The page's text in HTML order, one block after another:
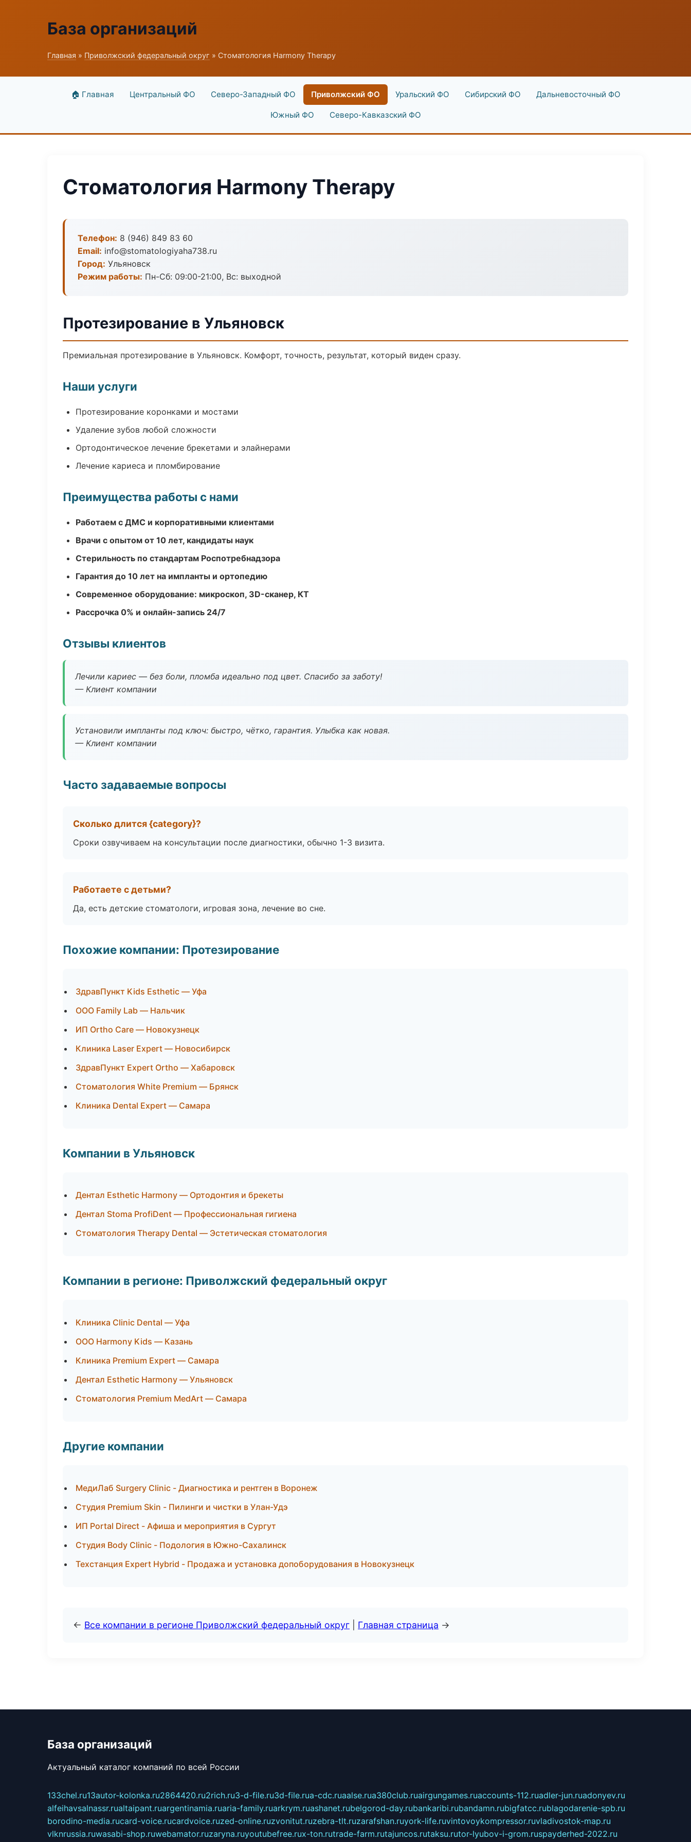
База организаций
Главная » Приволжский федеральный округ » Стоматология Harmony Therapy
🏠 Главная Центральный ФО Северо-Западный ФО Приволжский ФО Уральский ФО Сибирский ФО Дальневосточный ФО
Южный ФО Северо-Кавказский ФО
Стоматология Harmony Therapy
Телефон: 8 (946) 849 83 60
Email: info@stomatologiyaha738.ru
Город: Ульяновск
Режим работы: Пн-Сб: 09:00-21:00, Вс: выходной
Протезирование в Ульяновск
Премиальная протезирование в Ульяновск. Комфорт, точность, результат, который виден сразу.
Наши услуги
Протезирование коронками и мостами
Удаление зубов любой сложности
Ортодонтическое лечение брекетами и элайнерами
Лечение кариеса и пломбирование
Преимущества работы с нами
Работаем с ДМС и корпоративными клиентами
Врачи с опытом от 10 лет, кандидаты наук
Стерильность по стандартам Роспотребнадзора
Гарантия до 10 лет на импланты и ортопедию
Современное оборудование: микроскоп, 3D-сканер, КТ
Рассрочка 0% и онлайн-запись 24/7
Отзывы клиентов
Лечили кариес — без боли, пломба идеально под цвет. Спасибо за заботу!
— Клиент компании
Установили импланты под ключ: быстро, чётко, гарантия. Улыбка как новая.
— Клиент компании
Часто задаваемые вопросы
Сколько длится {category}?
Сроки озвучиваем на консультации после диагностики, обычно 1-3 визита.
Работаете с детьми?
Да, есть детские стоматологи, игровая зона, лечение во сне.
Похожие компании: Протезирование
ЗдравПункт Kids Esthetic — Уфа
ООО Family Lab — Нальчик
ИП Ortho Care — Новокузнецк
Клиника Laser Expert — Новосибирск
ЗдравПункт Expert Ortho — Хабаровск
Стоматология White Premium — Брянск
Клиника Dental Expert — Самара
Компании в Ульяновск
Дентал Esthetic Harmony — Ортодонтия и брекеты
Дентал Stoma ProfiDent — Профессиональная гигиена
Стоматология Therapy Dental — Эстетическая стоматология
Компании в регионе: Приволжский федеральный округ
Клиника Clinic Dental — Уфа
ООО Harmony Kids — Казань
Клиника Premium Expert — Самара
Дентал Esthetic Harmony — Ульяновск
Стоматология Premium MedArt — Самара
Другие компании
МедиЛаб Surgery Clinic - Диагностика и рентген в Воронеж
Студия Premium Skin - Пилинги и чистки в Улан-Удэ
ИП Portal Direct - Афиша и мероприятия в Сургут
Студия Body Clinic - Подология в Южно-Сахалинск
Техстанция Expert Hybrid - Продажа и установка допоборудования в Новокузнецк
← Все компании в регионе Приволжский федеральный округ Главная страница →
База организаций
Актуальный каталог компаний по всей России
133chel.ru13autor-kolonka.ru2864420.ru2rich.ru3-d-file.ru3d-file.rua-cdc.ruaalse.rua380club.ruairgungames.ruaccounts-112.ruadler-jun.ruadonyev.ru
alfeihavsalnassr.rualtaipant.ruargentinamia.ruaria-family.ruarkrym.ruashanet.rubelgorod-day.rubankaribi.rubandamn.rubigfatcc.rublagodarenie-spb.ru
borodino-media.rucard-voice.rucardvoice.ruzed-online.ruzvonitut.ruzebra-tlt.ruzarafshan.ruyork-life.ruvintovoykompressor.ruvladivostok-map.ru
vlknrussia.ruwasabi-shop.ruwebamator.ruzaryna.ruyoutubefree.rux-ton.rutrade-farm.rutajuncos.rutaksu.rutor-lyubov-i-grom.ruspayderhed-2022.ru